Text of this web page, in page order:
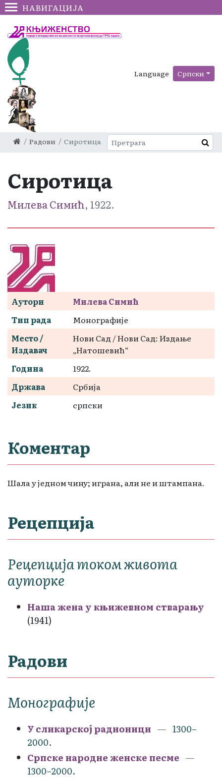
НАВИГАЦИЈА
Language Српски
Радови Сиротица
Сиротица
Милева Симић, 1922.
Аутори
Милева Симић
Тип рада
Монографије
Место /
Издавач
Нови Сад / Нови Сад: Издање
„Натошевић“
Година
1922.
Држава
Србија
Језик
српски
Коментар
Шала у једном чину; играна, али не и штампана.
Рецепција
Рецепција током живота
ауторке
Наша жена у књижевном стварању
(1941)
Радови
Монографије
У сликарској радионици
1300–
2000.
Српске народне женске песме
1300–2000.